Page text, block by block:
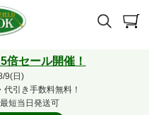
倍セール開催！
9(日)
引き手数料無料！
短当日発送可